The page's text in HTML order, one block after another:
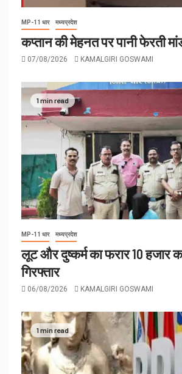
MP-11 धार मध्यप्रदेश
कप्तान की मेहनत पर पानी फेरती
07/08/2026 KAMALGIRI GOSWAMI
1 min read
MP-11 धार मध्यप्रदेश
लूट और दुष्कर्म का फरार 10 हजार
गिरफ्तार
06/08/2026 KAMALGIRI GOSWAMI
1 min read